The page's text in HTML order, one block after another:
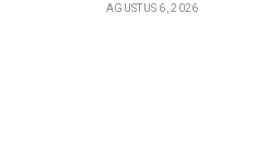
AGUSTUS 6, 2026